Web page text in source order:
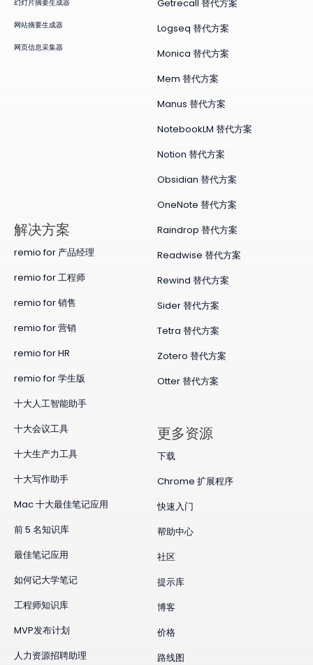
幻灯片摘要生成器
网站摘要生成器
网页信息采集器
Getrecall 替代方案
Logseq 替代方案
Monica 替代方案
Mem 替代方案
Manus 替代方案
NotebookLM 替代方案
Notion 替代方案
Obsidian 替代方案
OneNote 替代方案
Raindrop 替代方案
Readwise 替代方案
Rewind 替代方案
Sider 替代方案
Tetra 替代方案
Zotero 替代方案
Otter 替代方案
​解决方案
remio for 产品经理
remio for 工程师
remio for 销售
remio for 营销
remio for HR
remio for 学生版
十大人工智能助手
十大会议工具
十大生产力工具
十大写作助手
Mac 十大最佳笔记应用
前 5 名知识库
最佳笔记应用
如何记大学笔记
工程师知识库
MVP发布计划
人力资源招聘助理
更多资源
下载
Chrome 扩展程序
快速入门
帮助中心
社区
提示库
博客
价格
路线图